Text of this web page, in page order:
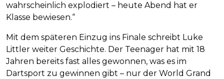
wahrscheinlich explodiert – heute Abend hat er
Klasse bewiesen.“
Mit dem späteren Einzug ins Finale schreibt Luke
Littler weiter Geschichte. Der Teenager hat mit 18
Jahren bereits fast alles gewonnen, was es im
Dartsport zu gewinnen gibt – nur der World Grand